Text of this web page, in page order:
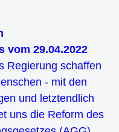
vom 29.04.2022
Regierung schaffen
- mit den
und letztendlich
uns die Reform des